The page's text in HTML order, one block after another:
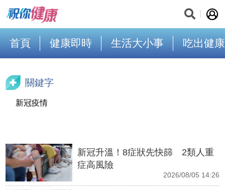
首頁 健康即時 生活大小事 吃出健康
關鍵字
新冠疫情
新冠升溫！8症狀先快篩 2類人重
症高風險
2026/08/05 14:26